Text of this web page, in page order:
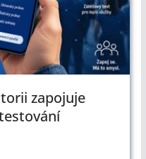
zapojuje